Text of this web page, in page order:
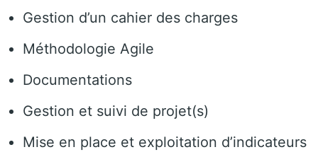
Gestion d’un cahier des charges
Méthodologie Agile
Documentations
Gestion et suivi de projet(s)
Mise en place et exploitation d’indicateurs